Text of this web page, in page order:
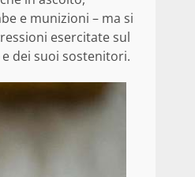
e munizioni – ma si
esercitate sul
dei suoi sostenitori.